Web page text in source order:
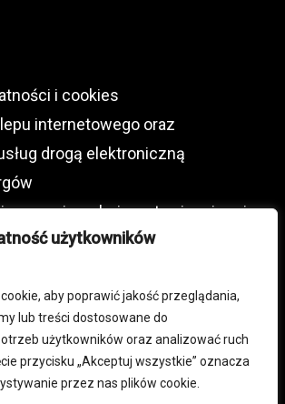
użytkowników
aby poprawić jakość przeglądania,
lub treści dostosowane do
użytkowników oraz analizować ruch
przycisku „Akceptuj wszystkie” oznacza
przez nas plików cookie.
i cookies
internetowego oraz
drogą elektroniczną
powierzchni wystawienniczej
230